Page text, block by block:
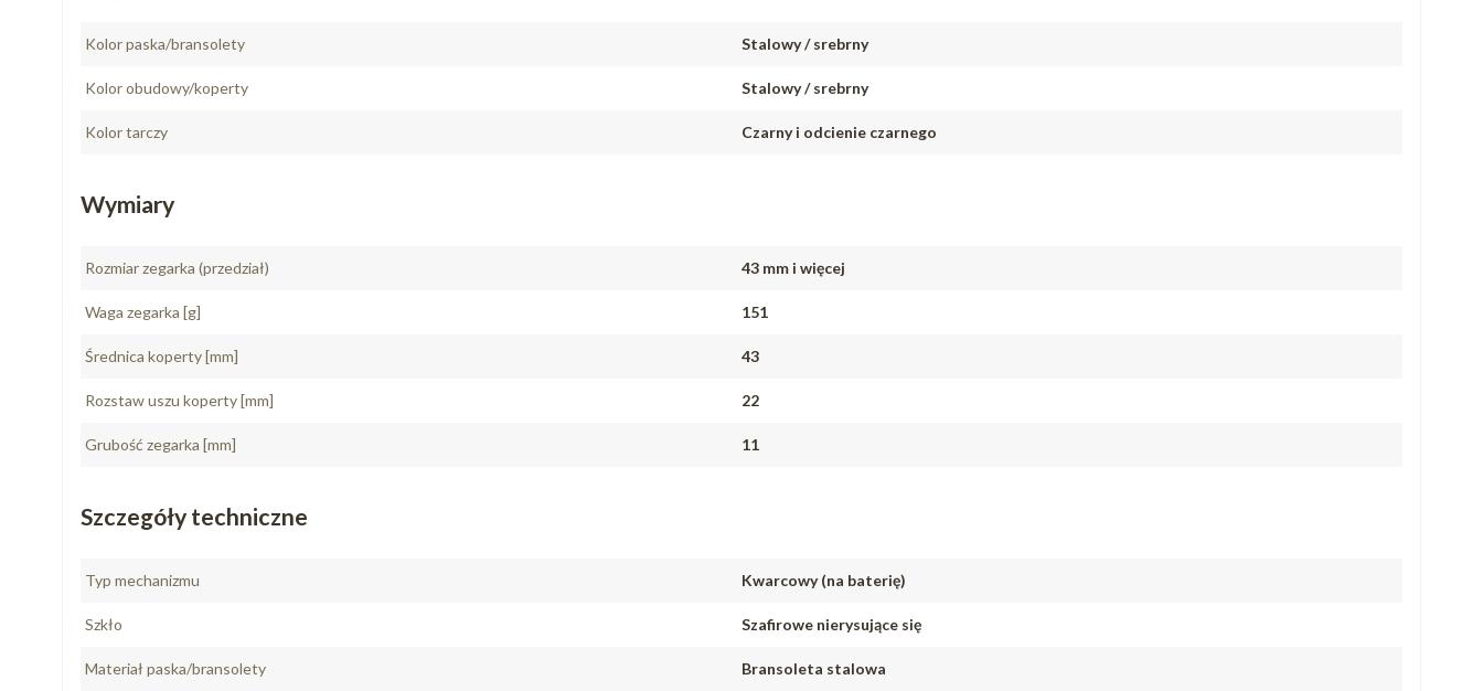
Kolor paska/bransolety Stalowy / srebrny
Kolor obudowy/koperty Stalowy / srebrny
Kolor tarczy Czarny i odcienie czarnego
Wymiary
Rozmiar zegarka (przedział) 43 mm i więcej
Waga zegarka [g] 151
Średnica koperty [mm] 43
Rozstaw uszu koperty [mm] 22
Grubość zegarka [mm] 11
Szczegóły techniczne
Typ mechanizmu Kwarcowy (na baterię)
Szkło Szafirowe nierysujące się
Materiał paska/bransolety Bransoleta stalowa